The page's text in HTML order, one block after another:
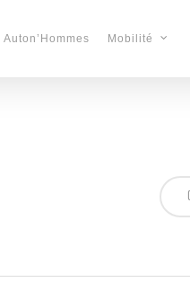
Auton’Hommes Mobilité